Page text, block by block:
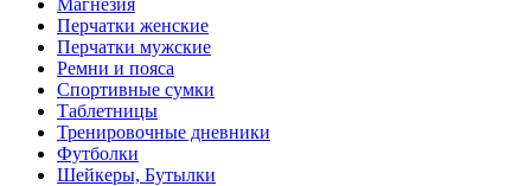
Магнезия
Перчатки женские
Перчатки мужские
Ремни и пояса
Спортивные сумки
Таблетницы
Тренировочные дневники
Футболки
Шейкеры, Бутылки